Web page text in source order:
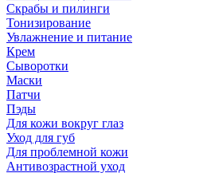
Скрабы и пилинги
Тонизирование
Увлажнение и питание
Крем
Сыворотки
Маски
Патчи
Пэды
Для кожи вокруг глаз
Уход для губ
Для проблемной кожи
Антивозрастной уход